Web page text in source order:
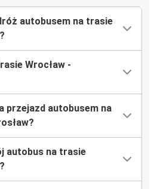
autobusem na trasie
Wrocław -
przejazd autobusem na
autobus na trasie